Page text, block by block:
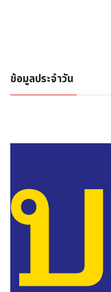
ข้อมูลประจำวัน